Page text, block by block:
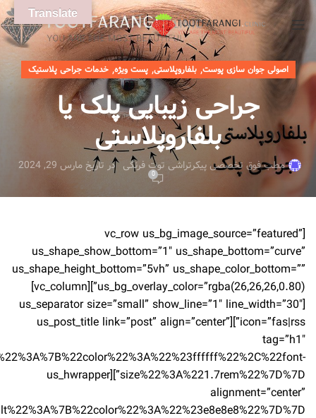
اصولی جوان سازی پوست,بلفاروپلاستی,پست ویژه,خدمات جراحی پلاستیک
جراحی زیبایی پلک یا
بلفاروپلاستی
مطب فوق تخصصی پیکرتراشی توت فرنگی در تاریخ مارس 29, 2024
0
[vc_row us_bg_image_source=”featured”
us_shape_show_bottom=”1″ us_shape_bottom=”curve”
us_shape_height_bottom=”5vh” us_shape_color_bottom=””
us_bg_overlay_color=”rgba(26,26,26,0.80)”][vc_column]
[us_separator size=”small” show_line=”1″ line_width=”30″
icon=”fas|rss”][us_post_title link=”post” align=”center”
tag=”h1″
size%22%3A%221.7rem%22%7D%7D”][us_hwrapper
alignment=”center”
Translate